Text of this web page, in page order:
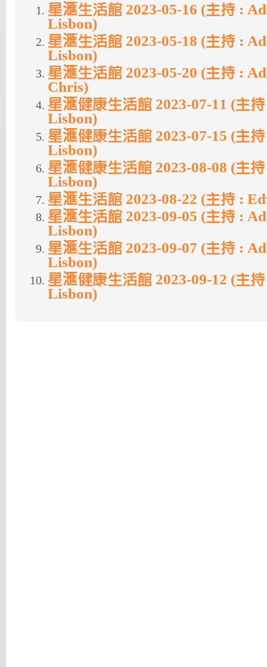
星滙生活館 2023-05-16 (主持 :
Lisbon)
星滙生活館 2023-05-18 (主持 :
Lisbon)
星滙生活館 2023-05-20 (主持 :
Chris)
星滙健康生活館 2023-07-11 (主
Lisbon)
星滙健康生活館 2023-07-15 (主
Lisbon)
星滙健康生活館 2023-08-08 (主
Lisbon)
星滙生活館 2023-08-22 (主持 :
星滙生活館 2023-09-05 (主持 :
Lisbon)
星滙生活館 2023-09-07 (主持 :
Lisbon)
星滙健康生活館 2023-09-12 (主
Lisbon)